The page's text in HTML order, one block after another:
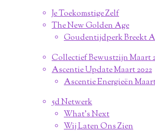
Je Toekomstige Zelf
The New Golden Age
Goudentijdperk Breekt
Collectief Bewustzijn Maart
Ascentie Update Maart 2022
Ascentie Energieën
5d Netwerk
What's Next
Wij Laten Ons Zien